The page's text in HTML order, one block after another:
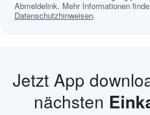
Abmeldelink. Mehr Informationen
Datenschutzhinweisen.
Jetzt App
nächsten